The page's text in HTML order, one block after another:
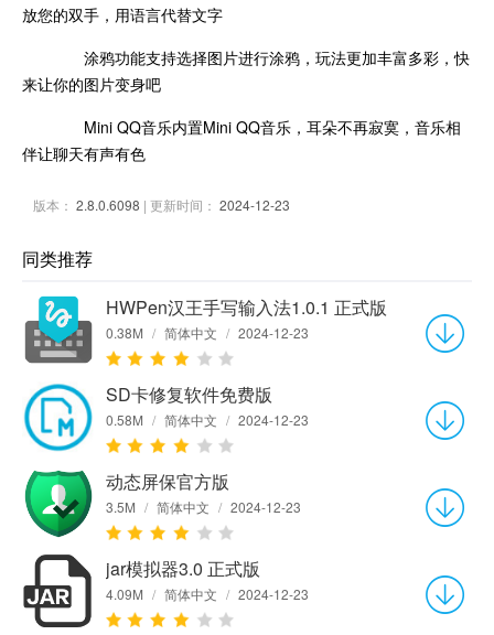
放您的双手，用语言代替文字
涂鸦功能支持选择图片进行涂鸦，玩法更加丰富多彩，快
来让你的图片变身吧
Mini QQ音乐内置Mini QQ音乐，耳朵不再寂寞，音乐相
伴让聊天有声有色
版本： 2.8.0.6098 | 更新时间： 2024-12-23
同类推荐
HWPen汉王手写输入法1.0.1 正式版
0.38M / 简体中文 / 2024-12-23
SD卡修复软件免费版
0.58M / 简体中文 / 2024-12-23
动态屏保官方版
3.5M / 简体中文 / 2024-12-23
jar模拟器3.0 正式版
4.09M / 简体中文 / 2024-12-23